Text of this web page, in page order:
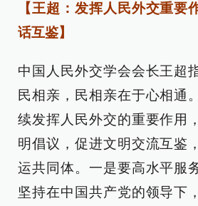
【王超：发挥人民外交重要
话互鉴】
中国人民外交学会会长王超
民相亲，民相亲在于心相通
续发挥人民外交的重要作用
明倡议，促进文明交流互鉴
运共同体。一是要高水平服
坚持在中国共产党的领导下